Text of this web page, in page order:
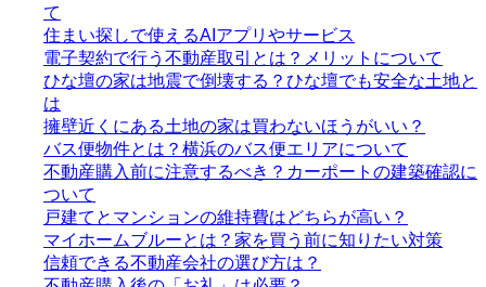
て
住まい探しで使えるAIアプリやサービス
電子契約で行う不動産取引とは？メリットについて
ひな壇の家は地震で倒壊する？ひな壇でも安全な土地と
は
擁壁近くにある土地の家は買わないほうがいい？
バス便物件とは？横浜のバス便エリアについて
不動産購入前に注意するべき？カーポートの建築確認に
ついて
戸建てとマンションの維持費はどちらが高い？
マイホームブルーとは？家を買う前に知りたい対策
信頼できる不動産会社の選び方は？